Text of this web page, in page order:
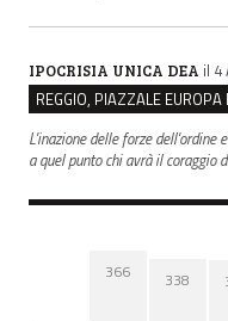
IPOCRISIA UNICA DEA il 4
L'inazione delle forze
a quel punto chi avrà il coraggio
366 338